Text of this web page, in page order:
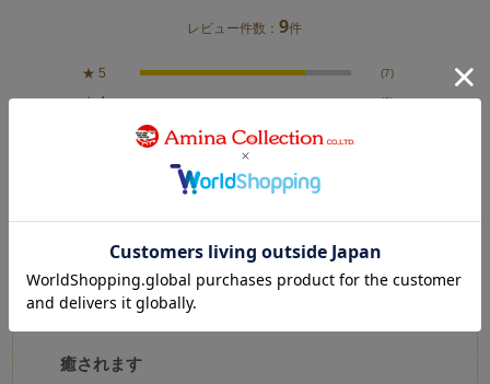
レビュー件数：9件
★ 5 (7)
★ 4 (2)
癒されます